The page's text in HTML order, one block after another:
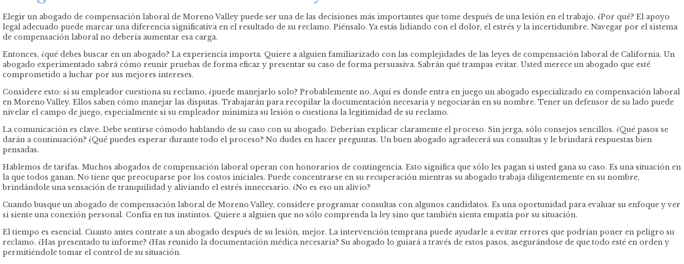
Elegir un abogado de compensación laboral de Moreno Valley puede ser una de las decisiones más importantes que tome después de una lesión en el trabajo. ¿Por qué? El apoyo
legal adecuado puede marcar una diferencia significativa en el resultado de su reclamo. Piénsalo. Ya estás lidiando con el dolor, el estrés y la incertidumbre. Navegar por el sistema
de compensación laboral no debería aumentar esa carga.
Entonces, ¿qué debes buscar en un abogado? La experiencia importa. Quiere a alguien familiarizado con las complejidades de las leyes de compensación laboral de California. Un
abogado experimentado sabrá cómo reunir pruebas de forma eficaz y presentar su caso de forma persuasiva. Sabrán qué trampas evitar. Usted merece un abogado que esté
comprometido a luchar por sus mejores intereses.
Considere esto: si su empleador cuestiona su reclamo, ¿puede manejarlo solo? Probablemente no. Aquí es donde entra en juego un abogado especializado en compensación laboral
en Moreno Valley. Ellos saben cómo manejar las disputas. Trabajarán para recopilar la documentación necesaria y negociarán en su nombre. Tener un defensor de su lado puede
nivelar el campo de juego, especialmente si su empleador minimiza su lesión o cuestiona la legitimidad de su reclamo.
La comunicación es clave. Debe sentirse cómodo hablando de su caso con su abogado. Deberían explicar claramente el proceso. Sin jerga, sólo consejos sencillos. ¿Qué pasos se
darán a continuación? ¿Qué puedes esperar durante todo el proceso? No dudes en hacer preguntas. Un buen abogado agradecerá sus consultas y le brindará respuestas bien
pensadas.
Hablemos de tarifas. Muchos abogados de compensación laboral operan con honorarios de contingencia. Esto significa que sólo les pagan si usted gana su caso. Es una situación en
la que todos ganan. No tiene que preocuparse por los costos iniciales. Puede concentrarse en su recuperación mientras su abogado trabaja diligentemente en su nombre,
brindándole una sensación de tranquilidad y aliviando el estrés innecesario. ¿No es eso un alivio?
Cuando busque un abogado de compensación laboral de Moreno Valley, considere programar consultas con algunos candidatos. Es una oportunidad para evaluar su enfoque y ver
si siente una conexión personal. Confía en tus instintos. Quiere a alguien que no sólo comprenda la ley sino que también sienta empatía por su situación.
El tiempo es esencial. Cuanto antes contrate a un abogado después de su lesión, mejor. La intervención temprana puede ayudarle a evitar errores que podrían poner en peligro su
reclamo. ¿Has presentado tu informe? ¿Has reunido la documentación médica necesaria? Su abogado lo guiará a través de estos pasos, asegurándose de que todo esté en orden y
permitiéndole tomar el control de su situación.